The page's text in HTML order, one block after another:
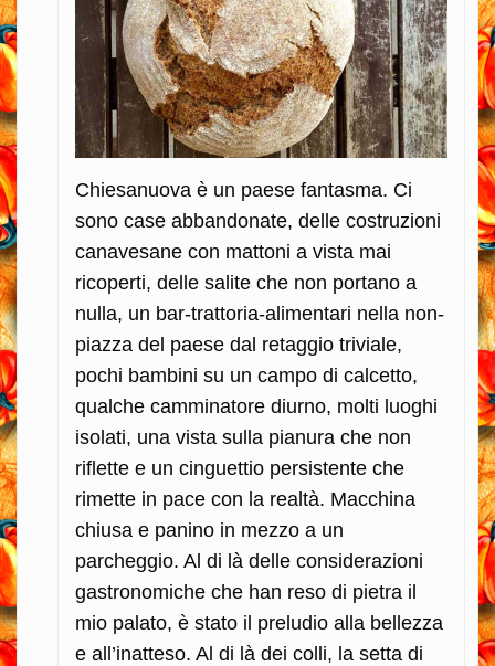
Chiesanuova è un paese fantasma. Ci
sono case abbandonate, delle costruzioni
canavesane con mattoni a vista mai
ricoperti, delle salite che non portano a
nulla, un bar-trattoria-alimentari nella non-
piazza del paese dal retaggio triviale,
pochi bambini su un campo di calcetto,
qualche camminatore diurno, molti luoghi
isolati, una vista sulla pianura che non
riflette e un cinguettio persistente che
rimette in pace con la realtà. Macchina
chiusa e panino in mezzo a un
parcheggio. Al di là delle considerazioni
gastronomiche che han reso di pietra il
mio palato, è stato il preludio alla bellezza
e all’inatteso. Al di là dei colli, la setta di